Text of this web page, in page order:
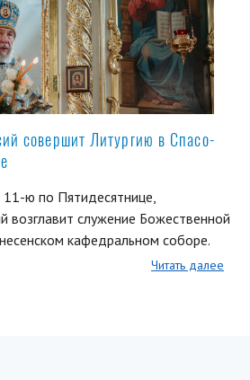
совершит Литургию в Спасо-
ю по Пятидесятнице,
возглавит служение Божественной
кафедральном соборе.
Читать далее